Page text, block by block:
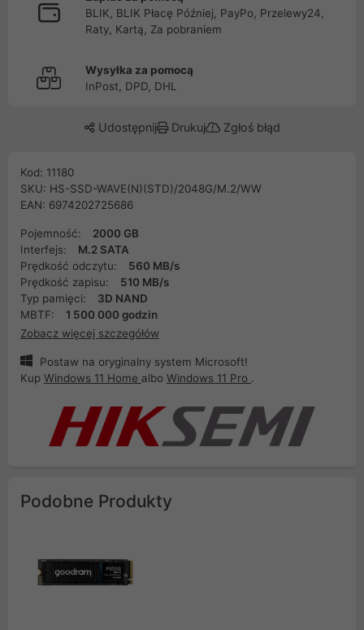
BLIK, BLIK Płacę Później, PayPo, Przelewy24,
Raty, Kartą, Za pobraniem
Wysyłka za pomocą
InPost, DPD, DHL
Udostępnij Drukuj Zgłoś błąd
Kod: 11180
SKU: HS-SSD-WAVE(N)(STD)/2048G/M.2/WW
EAN: 6974202725686
Pojemność:
2000 GB
Interfejs:
M.2 SATA
Prędkość odczytu:
560 MB/s
Prędkość zapisu:
510 MB/s
Typ pamięci:
3D NAND
MBTF:
1 500 000 godzin
Zobacz więcej szczegółów
Postaw na oryginalny system Microsoft!
Kup Windows 11 Home albo Windows 11 Pro .
Podobne Produkty